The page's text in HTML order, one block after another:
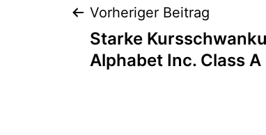
Vorheriger Beitrag
Starke
Alphabet Inc. Class